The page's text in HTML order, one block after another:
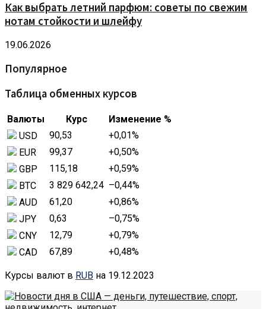
Как выбрать летний парфюм: советы по свежим
нотам стойкости и шлейфу
19.06.2026
Популярное
Таблица обменных курсов
Валюты Курс
Изменение %
USD
90,53 +0,01%
EUR
99,37 +0,50%
GBP
115,18 +0,59%
BTC
3 829 642,24 –0,44%
AUD
61,20 +0,86%
JPY
0,63 –0,75%
CNY
12,79 +0,79%
CAD
67,89 +0,48%
Курсы валют в RUB на 19.12.2023